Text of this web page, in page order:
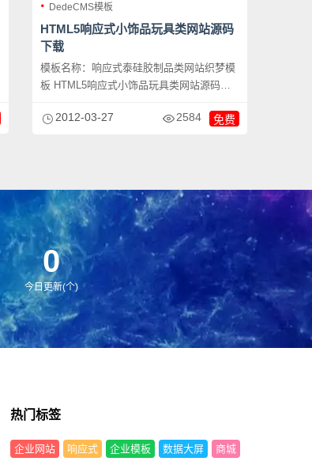
DedeCMS模板
HTML5响应式小饰品玩具类网站源码
下载
模板名称：响应式泰硅胶制品类网站织梦模
板 HTML5响应式小饰品玩具类网站源码下
常流行的全屏自适应布局设计，且栏目列表
辨率尺寸哦。模板整体以时尚为主色调，适
合做各种类型的网站。
2012-03-27 2584 免费
0
今日更新(个)
热门标签
企业网站 响应式 企业模板 数据大屏 商城